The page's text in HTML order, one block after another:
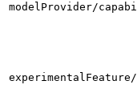
modelProvider/